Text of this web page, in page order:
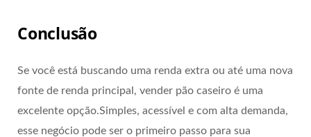
Conclusão
Se você está buscando uma renda extra ou até uma nova
fonte de renda principal, vender pão caseiro é uma
excelente opção.Simples, acessível e com alta demanda,
esse negócio pode ser o primeiro passo para sua